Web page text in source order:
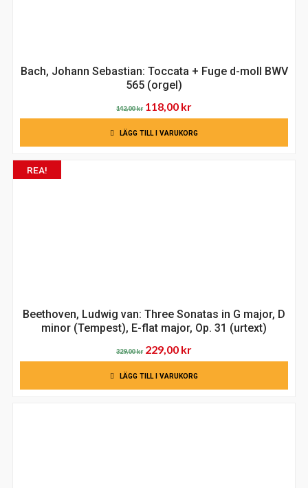
Bach, Johann Sebastian: Toccata + Fuge d-moll BWV
565 (orgel)
142,00kr Det
ursprungliga
priset
118,00 krDet
nuvarande
priset
LÄGG TILL I VARUKORG
REA!
Beethoven, Ludwig van: Three Sonatas in G major, D
minor (Tempest), E-flat major, Op. 31 (urtext)
329,00kr Det
ursprungliga
priset
229,00 krDet
nuvarande
priset
LÄGG TILL I VARUKORG